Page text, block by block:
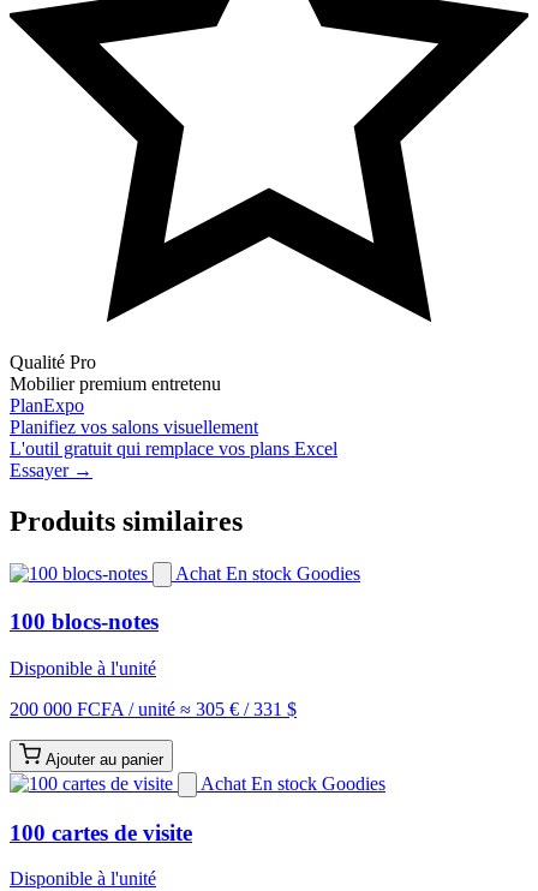
Qualité Pro
Mobilier premium entretenu
PlanExpo
Planifiez vos salons visuellement
L'outil gratuit qui remplace vos plans Excel
Essayer →
Produits similaires
Achat En stock Goodies
100 blocs-notes
Disponible à l'unité
200 000 FCFA / unité ≈ 305 € / 331 $
Ajouter au panier
Achat En stock Goodies
100 cartes de visite
Disponible à l'unité